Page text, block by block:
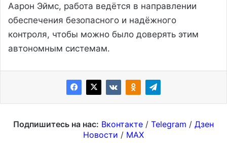
Аарон Эймс, работа ведётся в направлении
обеспечения безопасного и надёжного
контроля, чтобы можно было доверять этим
автономным системам.
Подпишитесь на нас: Вконтакте / Telegram / Дзен
Новости / MAX